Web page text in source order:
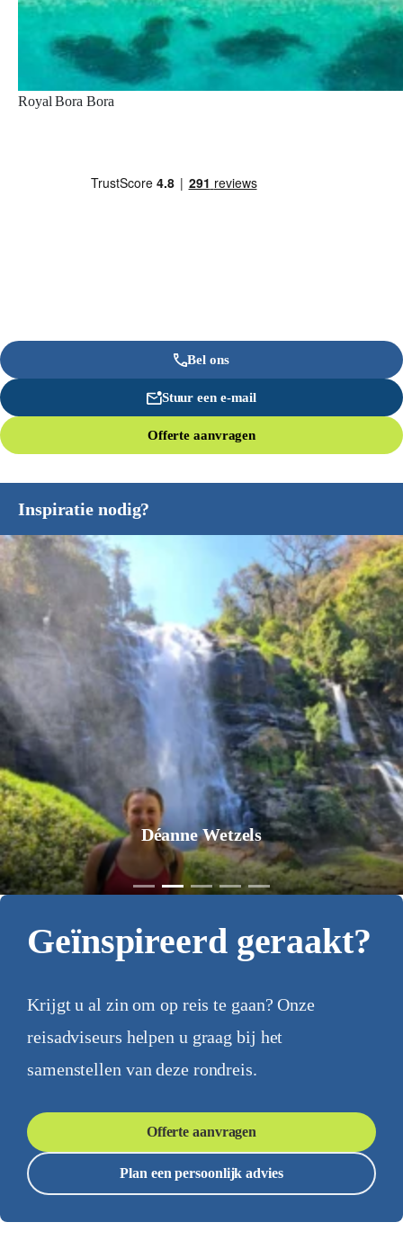
Royal Bora Bora
Bel ons
Stuur een e-mail
Offerte aanvragen
Inspiratie nodig?
Jurgen Pol
Geïnspireerd geraakt?
Krijgt u al zin om op reis te gaan? Onze
reisadviseurs helpen u graag bij het
samenstellen van deze rondreis.
Offerte aanvragen
Plan een persoonlijk advies